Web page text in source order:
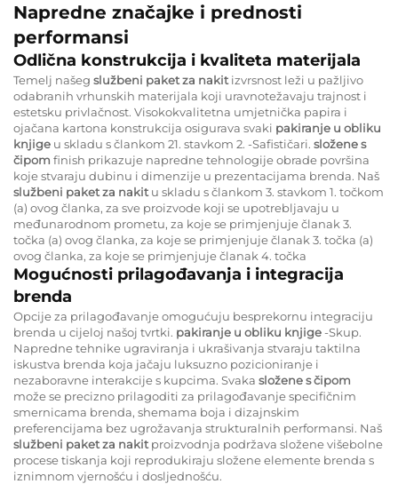
Napredne značajke i prednosti
performansi
Odlična konstrukcija i kvaliteta materijala
Temelj našeg službeni paket za nakit izvrsnost leži u pažljivo
odabranih vrhunskih materijala koji uravnotežavaju trajnost i
estetsku privlačnost. Visokokvalitetna umjetnička papira i
ojačana kartona konstrukcija osigurava svaki pakiranje u obliku
knjige u skladu s člankom 21. stavkom 2. -Safističari. složene s
čipom finish prikazuje napredne tehnologije obrade površina
koje stvaraju dubinu i dimenzije u prezentacijama brenda. Naš
službeni paket za nakit u skladu s člankom 3. stavkom 1. točkom
(a) ovog članka, za sve proizvode koji se upotrebljavaju u
međunarodnom prometu, za koje se primjenjuje članak 3.
točka (a) ovog članka, za koje se primjenjuje članak 3. točka (a)
ovog članka, za koje se primjenjuje članak 4. točka
Mogućnosti prilagođavanja i integracija
brenda
Opcije za prilagođavanje omogućuju besprekornu integraciju
brenda u cijeloj našoj tvrtki. pakiranje u obliku knjige-Skup.
Napredne tehnike ugraviranja i ukrašivanja stvaraju taktilna
iskustva brenda koja jačaju luksuzno pozicioniranje i
nezaboravne interakcije s kupcima. Svaka složene s čipom
može se precizno prilagoditi za prilagođavanje specifičnim
smernicama brenda, shemama boja i dizajnskim
preferencijama bez ugrožavanja strukturalnih performansi. Naš
službeni paket za nakit proizvodnja podržava složene višebolne
procese tiskanja koji reprodukiraju složene elemente brenda s
iznimnom vjernošću i dosljednošću.